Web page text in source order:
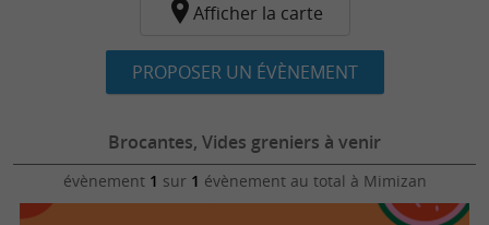
Afficher la carte
PROPOSER UN ÉVÈNEMENT
Brocantes, Vides greniers à venir
évènement 1 sur 1 évènement au total à Mimizan